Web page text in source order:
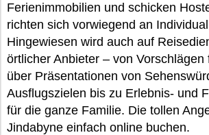
Ferienimmobilien und schicken
richten sich vorwiegend an
Hingewiesen wird auch auf
örtlicher Anbieter – von Vorschlägen
über Präsentationen von
Ausflugszielen bis zu Erlebnis- und
für die ganze Familie. Die tollen
Jindabyne einfach online buchen.